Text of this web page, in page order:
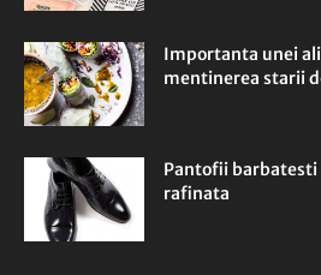
Importanta unei
mentinerea starii
Pantofii barbatesti
rafinata